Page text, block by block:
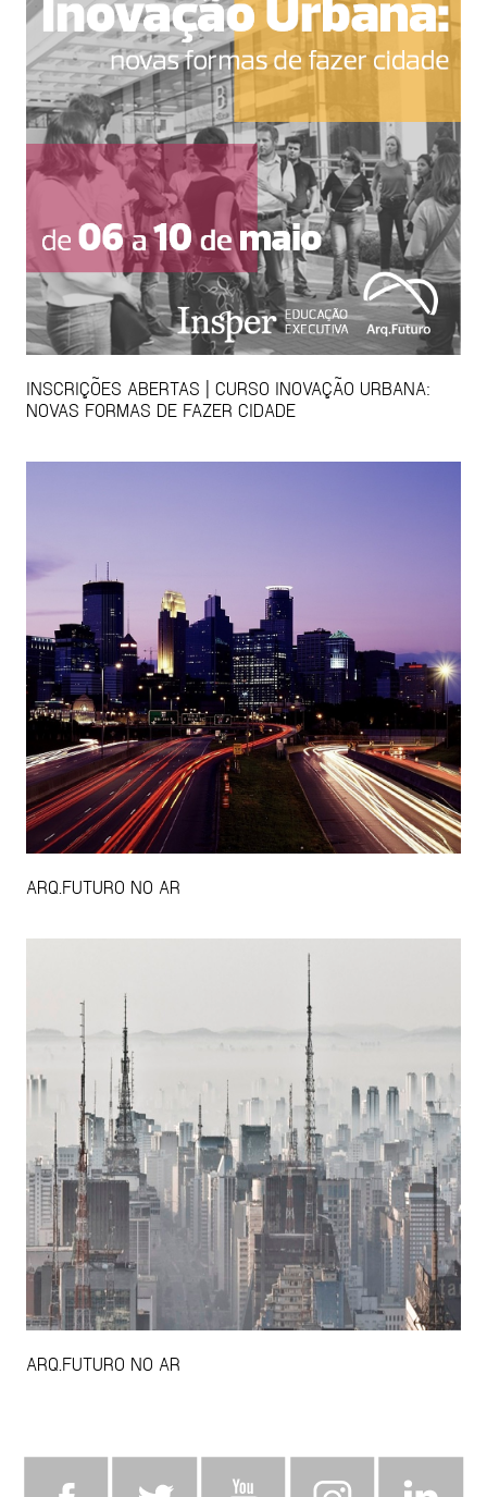
INSCRIÇÕES ABERTAS | CURSO INOVAÇÃO URBANA:
NOVAS FORMAS DE FAZER CIDADE
ARQ.FUTURO NO AR
ARQ.FUTURO NO AR